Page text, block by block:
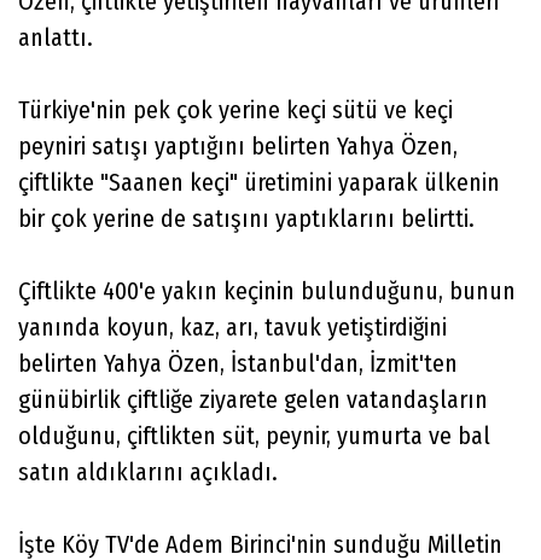
anlattı.
Türkiye'nin pek çok yerine keçi sütü ve keçi
peyniri satışı yaptığını belirten Yahya Özen,
çiftlikte "Saanen keçi" üretimini yaparak ülkenin
bir çok yerine de satışını yaptıklarını belirtti.
Çiftlikte 400'e yakın keçinin bulunduğunu, bunun
yanında koyun, kaz, arı, tavuk yetiştirdiğini
belirten Yahya Özen, İstanbul'dan, İzmit'ten
günübirlik çiftliğe ziyarete gelen vatandaşların
olduğunu, çiftlikten süt, peynir, yumurta ve bal
satın aldıklarını açıkladı.
İşte Köy TV'de Adem Birinci'nin sunduğu Milletin